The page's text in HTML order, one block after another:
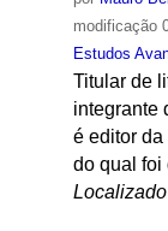
modificação
Estudos
Titular de
integrante
é editor
do qual foi